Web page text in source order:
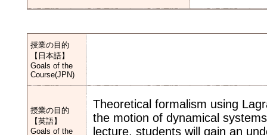
授業の目的
【日本語】
Goals of the
Course(JPN)
授業の目的
【英語】
Goals of the
Theoretical formalism using
the motion of dynamical
lecture, students will gain an